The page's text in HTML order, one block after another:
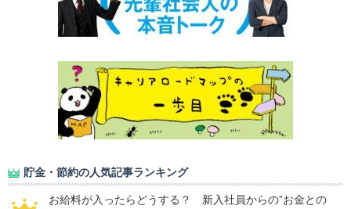
貯金・節約の人気記事ランキング
お給料が入ったらどうする？ 新入社員からの”お金との